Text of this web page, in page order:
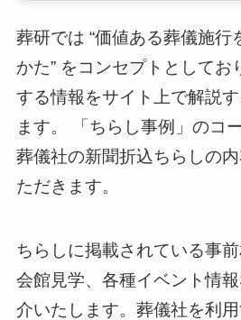
葬研では “価値ある葬儀施行
かた” をコンセプトとしてお
する情報をサイト上で解説
ます。 「ちらし事例」のコ
葬儀社の新聞折込ちらしの
ただきます。
ちらしに掲載されている事
会館見学、各種イベント情
介いたします。葬儀社を利